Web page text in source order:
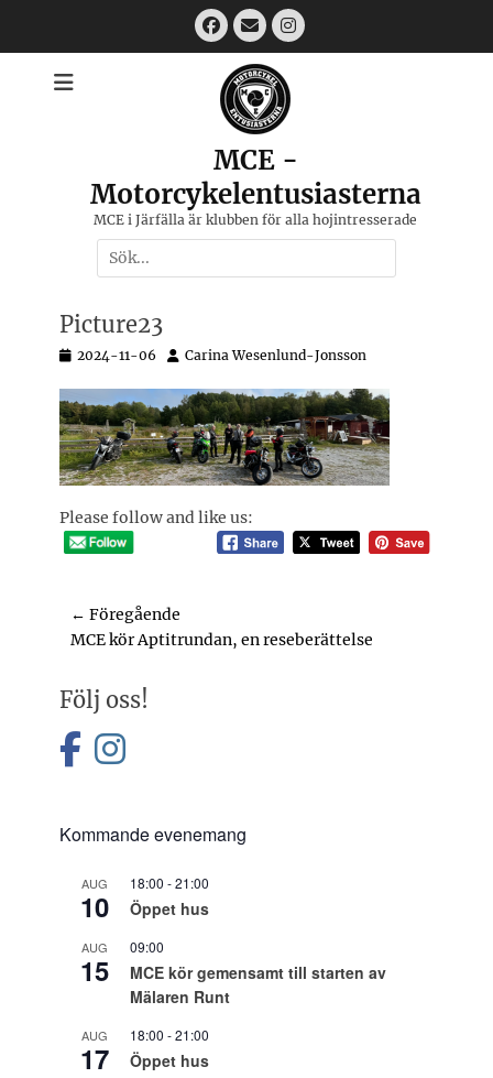
Facebook
EmailInstagram
MCE -
Motorcykelentusiasterna
MCE i Järfälla är klubben för alla hojintresserade
Sök
efter:
Picture23
Postades
2024-11-06 Författare
Carina Wesenlund-Jonsson
Please follow and like us:
Inläggsnavigering
← Föregående
Föregående
MCE kör Aptitrundan, en reseberättelse
Följ oss!
facebook
instagram
Kommande evenemang
AUG
10
18:00 -21:00
Öppet hus
AUG
15
09:00
MCE kör gemensamt till starten av
Mälaren Runt
AUG
17
18:00 -21:00
Öppet hus